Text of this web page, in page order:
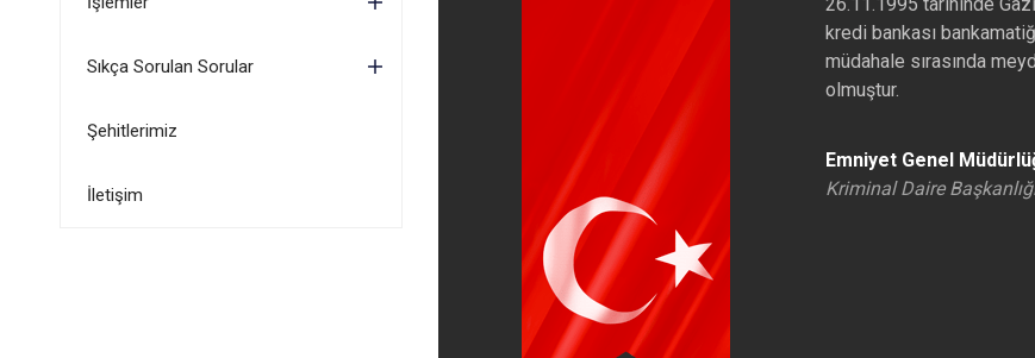
Sıkça Sorulan Sorular
Şehitlerimiz
İletişim
kredi bankası
müdahale sırasında
olmuştur.
Emniyet Genel
Kriminal Daire